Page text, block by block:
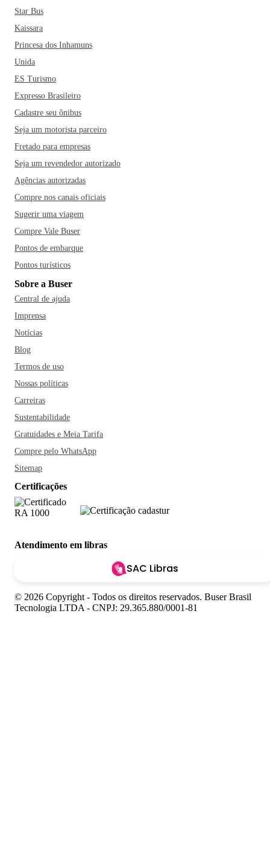
Star Bus
Kaissara
Princesa dos Inhamuns
Unida
ES Turismo
Expresso Brasileiro
Cadastre seu ônibus
Seja um motorista parceiro
Fretado para empresas
Seja um revendedor autorizado
Agências autorizadas
Compre nos canais oficiais
Sugerir uma viagem
Compre Vale Buser
Pontos de embarque
Pontos turísticos
Sobre a Buser
Central de ajuda
Imprensa
Notícias
Blog
Termos de uso
Nossas políticas
Carreiras
Sustentabilidade
Gratuidades e Meia Tarifa
Compre pelo WhatsApp
Sitemap
Certificações
Atendimento em libras
SAC Libras
© 2026 Copyright - Todos os direitos reservados. Buser Brasil
Tecnologia LTDA - CNPJ: 29.365.880/0001-81